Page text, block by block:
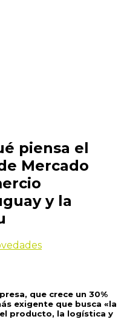
piensa el
Mercado
y la
que crece un 30%
exigente que busca «la
producto, la logística y